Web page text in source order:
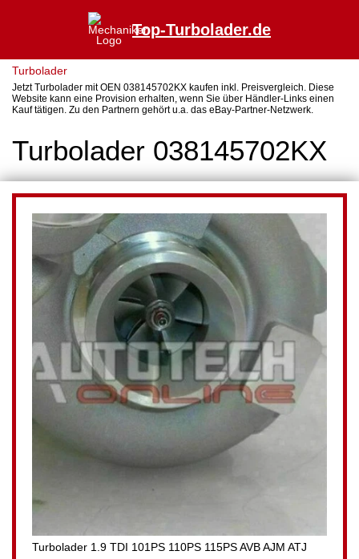
Top-Turbolader.de
Turbolader
Jetzt Turbolader mit OEN 038145702KX kaufen inkl. Preisvergleich. Diese
Website kann eine Provision erhalten, wenn Sie über Händler-Links einen
Kauf tätigen. Zu den Partnern gehört u.a. das eBay-Partner-Netzwerk.
Turbolader 038145702KX
Turbolader 1.9 TDI 101PS 110PS 115PS AVB AJM ATJ